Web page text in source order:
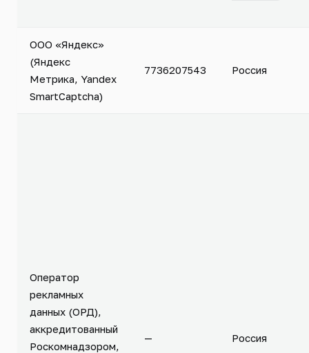
ООО «Яндекс»
(Яндекс
Метрика, Yandex
SmartCaptcha)
7736207543 Россия
Оператор
рекламных
данных (ОРД),
аккредитованный
Роскомнадзором,
— Россия